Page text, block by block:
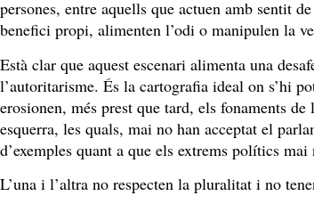
persones, entre aquells que actuen amb sentit
benefici propi, alimenten l’odi o manipulen la
Està clar que aquest escenari alimenta una
l’autoritarisme. És la cartografia ideal on s’hi
erosionen, més prest que tard, els fonaments
esquerra, les quals, mai no han acceptat el
d’exemples quant a que els extrems polítics
L’una i l’altra no respecten la pluralitat i no